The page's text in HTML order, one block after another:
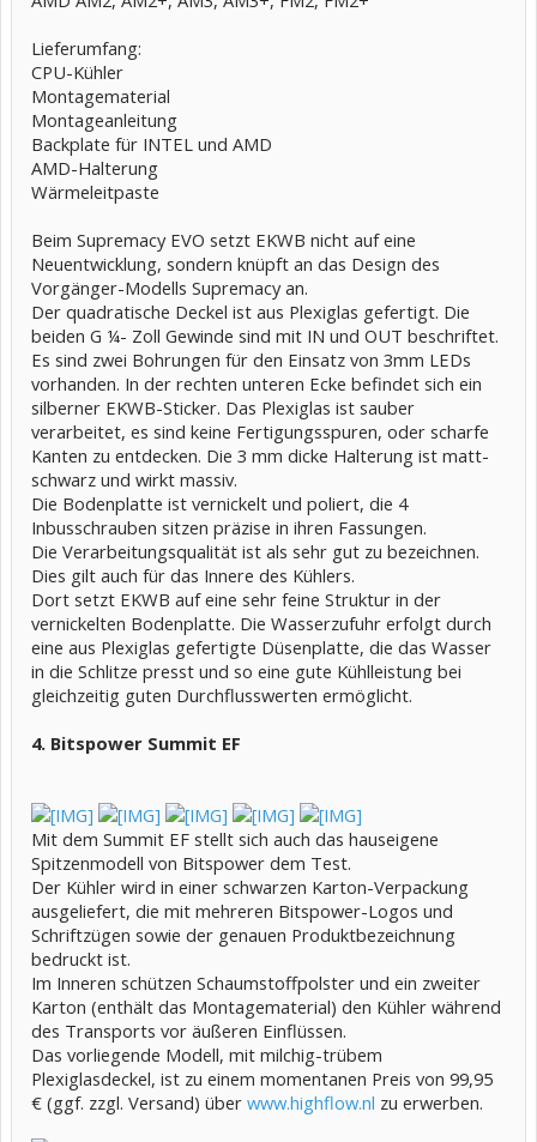
Lieferumfang:
CPU-Kühler
Montagematerial
Montageanleitung
Backplate für INTEL und AMD
AMD-Halterung
Wärmeleitpaste
Beim Supremacy EVO setzt EKWB nicht auf eine
Neuentwicklung, sondern knüpft an das Design des
Vorgänger-Modells Supremacy an.
Der quadratische Deckel ist aus Plexiglas gefertigt. Die
beiden G ¼- Zoll Gewinde sind mit IN und OUT beschriftet.
Es sind zwei Bohrungen für den Einsatz von 3mm LEDs
vorhanden. In der rechten unteren Ecke befindet sich ein
silberner EKWB-Sticker. Das Plexiglas ist sauber
verarbeitet, es sind keine Fertigungsspuren, oder scharfe
Kanten zu entdecken. Die 3 mm dicke Halterung ist matt-
schwarz und wirkt massiv.
Die Bodenplatte ist vernickelt und poliert, die 4
Inbusschrauben sitzen präzise in ihren Fassungen.
Die Verarbeitungsqualität ist als sehr gut zu bezeichnen.
Dies gilt auch für das Innere des Kühlers.
Dort setzt EKWB auf eine sehr feine Struktur in der
vernickelten Bodenplatte. Die Wasserzufuhr erfolgt durch
eine aus Plexiglas gefertigte Düsenplatte, die das Wasser
in die Schlitze presst und so eine gute Kühlleistung bei
gleichzeitig guten Durchflusswerten ermöglicht.
4. Bitspower Summit EF
Mit dem Summit EF stellt sich auch das hauseigene
Spitzenmodell von Bitspower dem Test.
Der Kühler wird in einer schwarzen Karton-Verpackung
ausgeliefert, die mit mehreren Bitspower-Logos und
Schriftzügen sowie der genauen Produktbezeichnung
bedruckt ist.
Im Inneren schützen Schaumstoffpolster und ein zweiter
Karton (enthält das Montagematerial) den Kühler während
des Transports vor äußeren Einflüssen.
Das vorliegende Modell, mit milchig-trübem
Plexiglasdeckel, ist zu einem momentanen Preis von 99,95
€ (ggf. zzgl. Versand) über www.highflow.nl zu erwerben.